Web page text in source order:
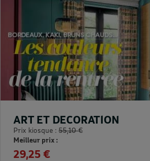
ART ET DECORATION
Prix kiosque : 55,10 €
Meilleur prix :
29,25 €